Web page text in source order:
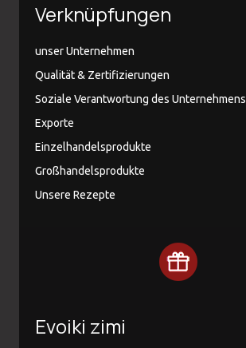
Verknüpfungen
unser Unternehmen
Qualität & Zertifizierungen
Soziale Verantwortung des Unternehmens
Exporte
Einzelhandelsprodukte
Großhandelsprodukte
Unsere Rezepte
Evoiki zimi